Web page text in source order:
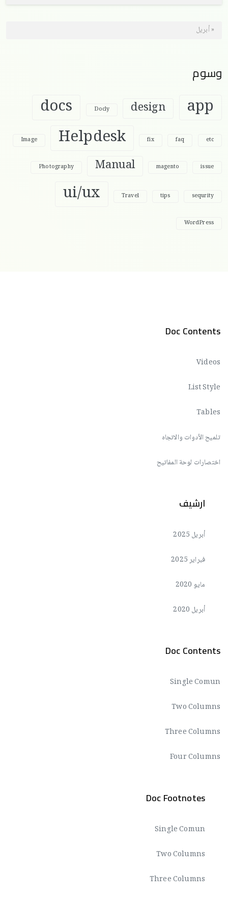
« أبريل
وسوم
app
design
Docly
docs
etc
faq
fix
Helpdesk
Image
issue
magento
Manual
Photography
sequrity
tips
Travel
ui/ux
WordPress
Doc Contents
Videos
List Style
Tables
تلميح الأدوات والاتجاه
اختصارات لوحة المفاتيح
ارشيف
أبريل 2025
فبراير 2025
مايو 2020
أبريل 2020
Doc Contents
Single Comun
Two Columns
Three Columns
Four Columns
Doc Footnotes
Single Comun
Two Columns
Three Columns